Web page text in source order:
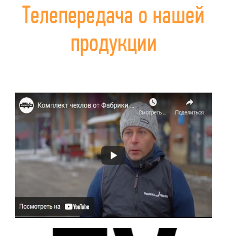
Телепередача о нашей
продукции